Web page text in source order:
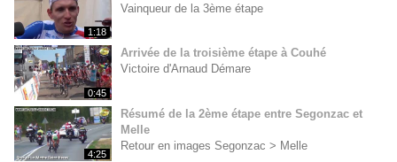
1:18
Vainqueur de la 3ème étape
0:45
Arrivée de la troisième étape à Couhé
Victoire d'Arnaud Démare
4:25
Résumé de la 2ème étape entre Segonzac et
Melle
Retour en images Segonzac > Melle